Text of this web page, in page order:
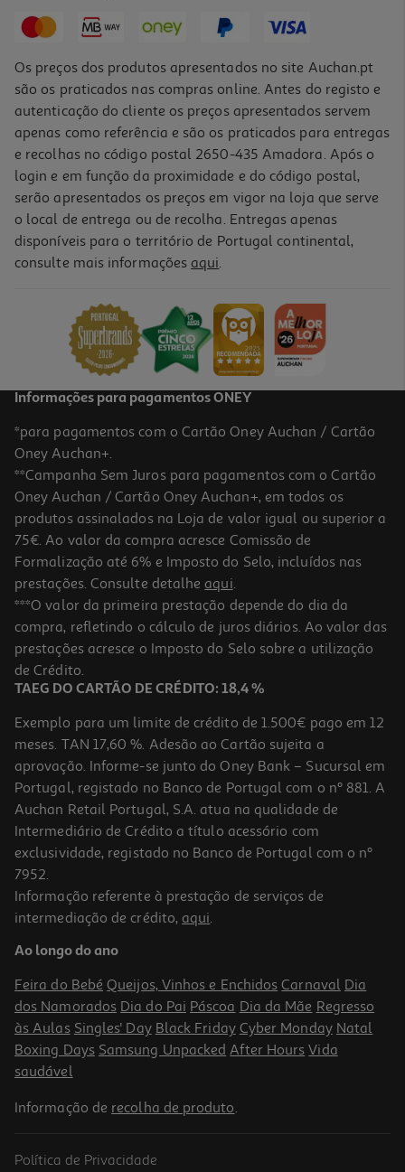
-10%
Livro Dias De Vidro De Nicoletta Verna
PVP de editor
17,51 €
-10%
Livro O Restaurante Dos Dias Felizes De Yoko Mure
15.98 €/un
17,75 € PVP de editor
15,98 €
-10%
Livro Três Dias Em Junho De Anne Tyler
15.71 €/un
PVP de editor
15,71 €
-10%
Os preços dos produtos apresentados no site Auchan.pt
são os praticados nas compras online. Antes do registo e
autenticação do cliente os preços apresentados servem
apenas como referência e são os praticados para entregas
e recolhas no código postal 2650-435 Amadora. Após o
login e em função da proximidade e do código postal,
serão apresentados os preços em vigor na loja que serve
o local de entrega ou de recolha. Entregas apenas
disponíveis para o território de Portugal continental,
consulte mais informações aqui.
Informações para pagamentos ONEY
*para pagamentos com o Cartão Oney Auchan / Cartão
Oney Auchan+.
**Campanha Sem Juros para pagamentos com o Cartão
Oney Auchan / Cartão Oney Auchan+, em todos os
produtos assinalados na Loja de valor igual ou superior a
75€. Ao valor da compra acresce Comissão de
Formalização até 6% e Imposto do Selo, incluídos nas
prestações. Consulte detalhe aqui.
***O valor da primeira prestação depende do dia da
compra, refletindo o cálculo de juros diários. Ao valor das
prestações acresce o Imposto do Selo sobre a utilização
de Crédito.
TAEG DO CARTÃO DE CRÉDITO: 18,4 %
Exemplo para um limite de crédito de 1.500€ pago em 12
meses. TAN 17,60 %. Adesão ao Cartão sujeita a
aprovação. Informe-se junto do Oney Bank – Sucursal em
Portugal, registado no Banco de Portugal com o nº 881. A
Auchan Retail Portugal, S.A. atua na qualidade de
Intermediário de Crédito a título acessório com
exclusividade, registado no Banco de Portugal com o nº
7952.
Informação referente à prestação de serviços de
intermediação de crédito, aqui.
Ao longo do ano
Feira do Bebé Queijos, Vinhos e Enchidos Carnaval Dia
dos Namorados Dia do Pai Páscoa Dia da Mãe Regresso
às Aulas Singles' Day Black Friday Cyber Monday Natal
Boxing Days Samsung Unpacked After Hours Vida
saudável
Informação de recolha de produto.
Política de Privacidade